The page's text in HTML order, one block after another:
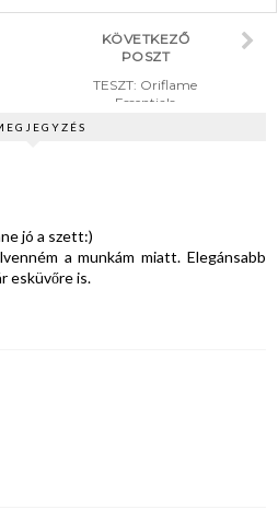
KÖVETKEZŐ
POSZT
TESZT: Oriflame
Essentials
jó a szett:)
a munkám miatt. Elegánsabb
esküvőre is.